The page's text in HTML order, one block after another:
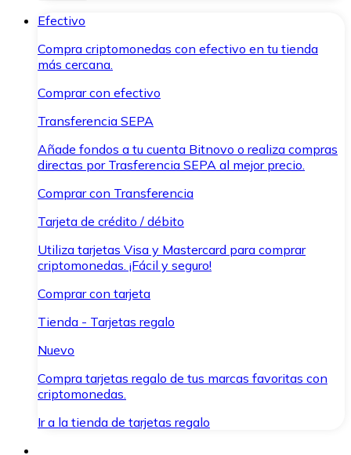
Efectivo
Compra criptomonedas con efectivo en tu tienda
más cercana.
Comprar con efectivo
Transferencia SEPA
Añade fondos a tu cuenta Bitnovo o realiza compras
directas por Trasferencia SEPA al mejor precio.
Comprar con Transferencia
Tarjeta de crédito / débito
Utiliza tarjetas Visa y Mastercard para comprar
criptomonedas. ¡Fácil y seguro!
Comprar con tarjeta
Tienda - Tarjetas regalo
Nuevo
Compra tarjetas regalo de tus marcas favoritas con
criptomonedas.
Ir a la tienda de tarjetas regalo